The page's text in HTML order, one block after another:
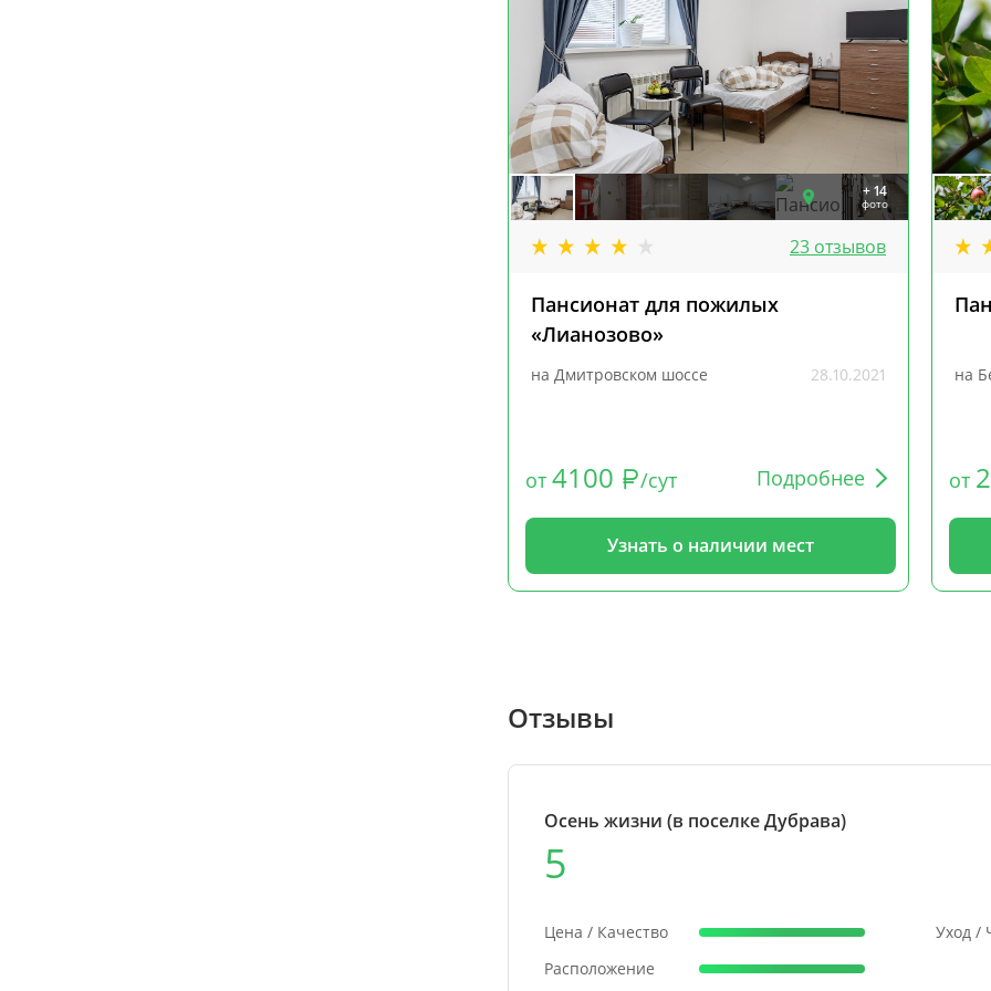
+ 14
фото
23 отзывов
Пансионат для пожилых
«Лианозово»
на Дмитровском шоссе 28.10.2021
от 4100 /сут Подробнее
Узнать о наличии мест
на
от
Отзывы
Осень жизни (в поселке Дубрава)
5
Цена / Качество
Уход /
Расположение